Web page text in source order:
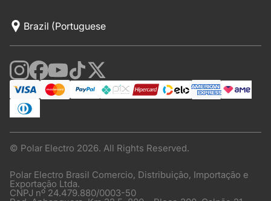
© Polar Electro 2026. All Rights Reserved.
Polar Electro Brasil Comercio, Distribuição, Importação e
Exportação Ltda.
CNPJ nº 24.479.880/0003-50